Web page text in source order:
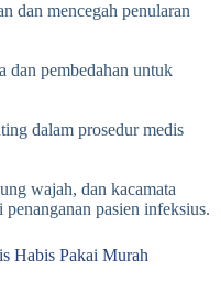
dan mencegah penularan
dan pembedahan untuk
dalam prosedur medis
wajah, dan kacamata
pasien infeksius.
Habis Pakai Murah